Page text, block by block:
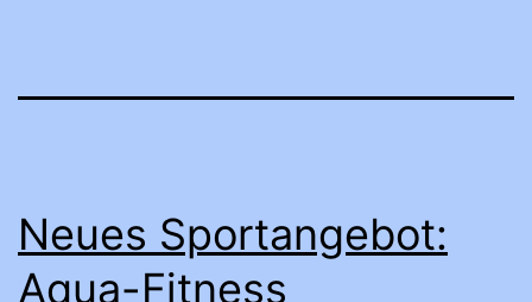
Neues Sportangebot:
Aqua-Fitness